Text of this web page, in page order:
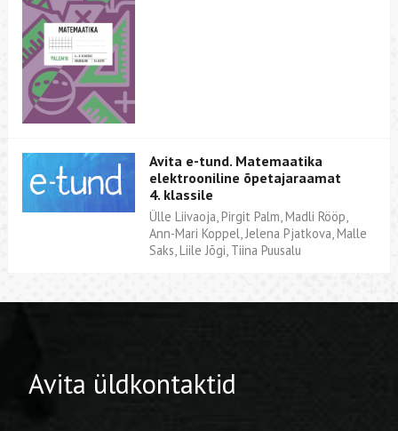
Avita e-tund. Matemaatika
elektrooniline õpetajaraamat
4. klassile
Ülle Liivaoja, Pirgit Palm, Madli Rööp,
Ann-Mari Koppel, Jelena Pjatkova, Malle
Saks, Liile Jõgi, Tiina Puusalu
Avita üldkontaktid